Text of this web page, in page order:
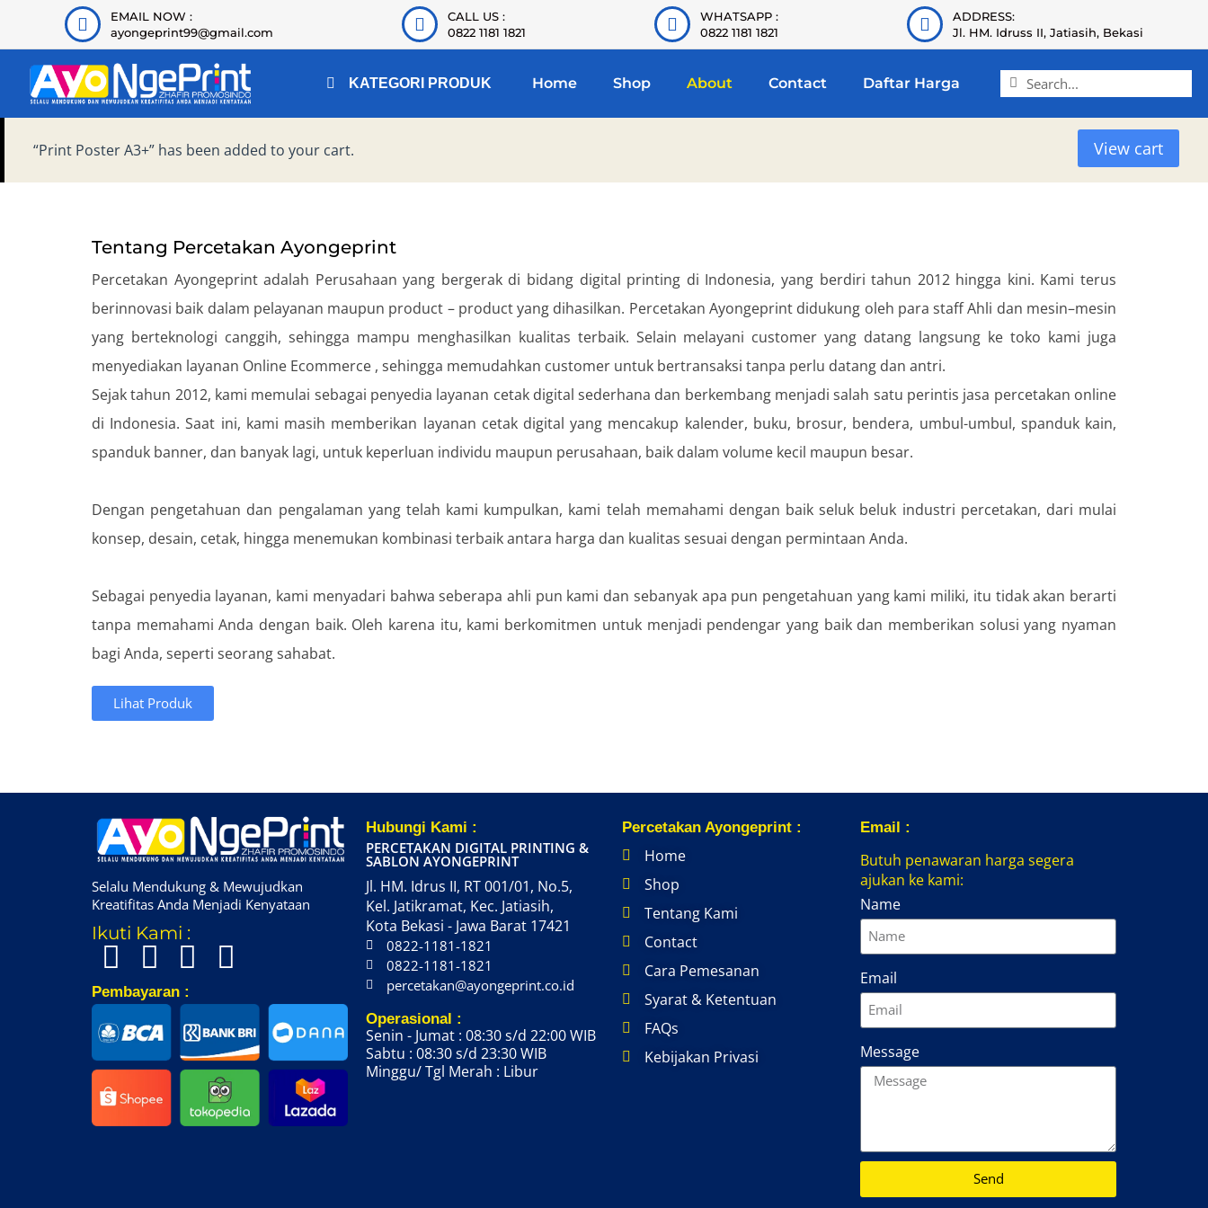
EMAIL NOW :
ayongeprint99@gmail.com
CALL US :
0822 1181 1821
WHATSAPP :
0822 1181 1821
ADDRESS:
Jl. HM. Idruss II, Jatiasih, Bekasi
KATEGORI PRODUK Home Shop About Contact Daftar Harga
“Print Poster A3+” has been added to your cart. View cart
Tentang Percetakan Ayongeprint
Percetakan Ayongeprint adalah Perusahaan yang bergerak di bidang digital printing di Indonesia, yang berdiri tahun 2012 hingga kini. Kami terus
berinnovasi baik dalam pelayanan maupun product – product yang dihasilkan. Percetakan Ayongeprint didukung oleh para staff Ahli dan mesin–mesin
yang berteknologi canggih, sehingga mampu menghasilkan kualitas terbaik. Selain melayani customer yang datang langsung ke toko kami juga
menyediakan layanan Online Ecommerce , sehingga memudahkan customer untuk bertransaksi tanpa perlu datang dan antri.
Sejak tahun 2012, kami memulai sebagai penyedia layanan cetak digital sederhana dan berkembang menjadi salah satu perintis jasa percetakan online
di Indonesia. Saat ini, kami masih memberikan layanan cetak digital yang mencakup kalender, buku, brosur, bendera, umbul-umbul, spanduk kain,
spanduk banner, dan banyak lagi, untuk keperluan individu maupun perusahaan, baik dalam volume kecil maupun besar.
Dengan pengetahuan dan pengalaman yang telah kami kumpulkan, kami telah memahami dengan baik seluk beluk industri percetakan, dari mulai
konsep, desain, cetak, hingga menemukan kombinasi terbaik antara harga dan kualitas sesuai dengan permintaan Anda.
Sebagai penyedia layanan, kami menyadari bahwa seberapa ahli pun kami dan sebanyak apa pun pengetahuan yang kami miliki, itu tidak akan berarti
tanpa memahami Anda dengan baik. Oleh karena itu, kami berkomitmen untuk menjadi pendengar yang baik dan memberikan solusi yang nyaman
bagi Anda, seperti seorang sahabat.
Lihat Produk
Selalu Mendukung & Mewujudkan
Kreatifitas Anda Menjadi Kenyataan
Ikuti Kami :
Pembayaran :
Hubungi Kami :
PERCETAKAN DIGITAL PRINTING &
SABLON AYONGEPRINT
Jl. HM. Idrus II, RT 001/01, No.5,
Kel. Jatikramat, Kec. Jatiasih,
Kota Bekasi - Jawa Barat 17421
0822-1181-1821
0822-1181-1821
percetakan@ayongeprint.co.id
Operasional :
Senin - Jumat : 08:30 s/d 22:00 WIB
Sabtu : 08:30 s/d 23:30 WIB
Minggu/ Tgl Merah : Libur
Percetakan Ayongeprint :
Home
Shop
Tentang Kami
Contact
Cara Pemesanan
Syarat & Ketentuan
FAQs
Kebijakan Privasi
Email :
Butuh penawaran harga segera
ajukan ke kami:
Name
Email
Message
Send